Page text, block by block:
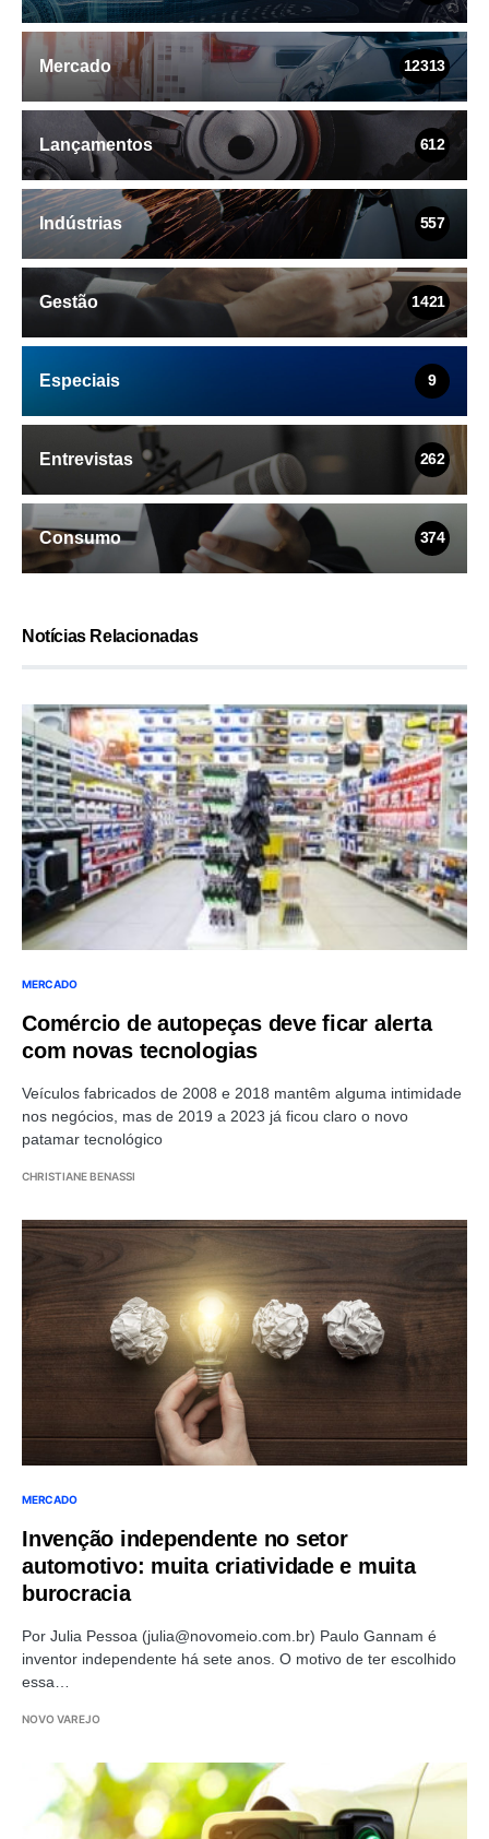
Mercado 12313
Lançamentos 612
Indústrias 557
Gestão 1421
Especiais 9
Entrevistas 262
Consumo 374
Notícias Relacionadas
MERCADO
Comércio de autopeças deve ficar alerta
com novas tecnologias
Veículos fabricados de 2008 e 2018 mantêm alguma intimidade
nos negócios, mas de 2019 a 2023 já ficou claro o novo
patamar tecnológico
CHRISTIANE BENASSI
MERCADO
Invenção independente no setor
automotivo: muita criatividade e muita
burocracia
Por Julia Pessoa (julia@novomeio.com.br) Paulo Gannam é
inventor independente há sete anos. O motivo de ter escolhido
essa…
NOVO VAREJO